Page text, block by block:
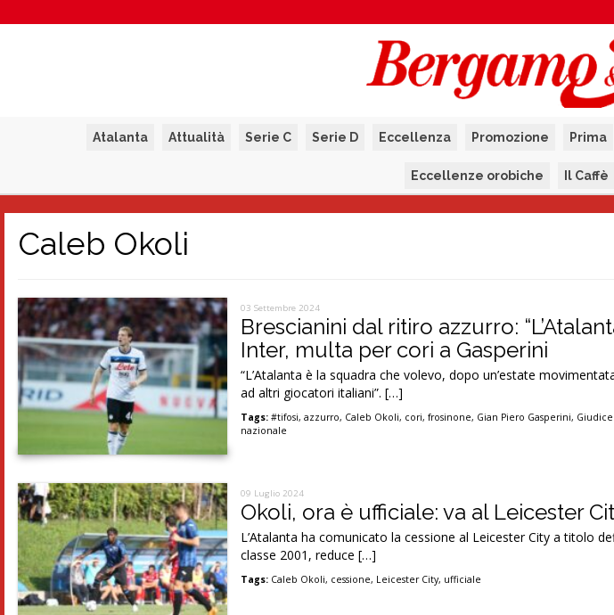
Atalanta Attualità Serie C Serie D Eccellenza Promozione Prima
Eccellenze orobiche Il Caffè
Caleb Okoli
03 Settembre 2024
Brescianini dal ritiro azzurro:
Inter, multa per cori a Gasperini
“L’Atalanta è la squadra che volevo, dopo un’estate
ad altri giocatori italiani”. […]
Tags: #tifosi,azzurro, Caleb Okoli, cori,frosinone, Gian Piero Gasperini,
nazionale
09 Luglio 2024
Okoli, ora è ufficiale: va al Leicester
L’Atalanta ha comunicato la cessione al Leicester City a titolo
classe 2001, reduce […]
Tags: Caleb Okoli, cessione, Leicester City, ufficiale